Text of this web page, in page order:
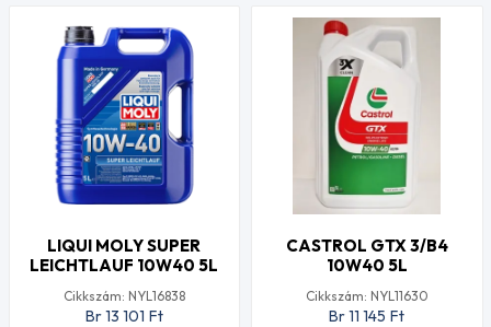
LIQUI MOLY SUPER
LEICHTLAUF 10W40 5L
Cikkszám: NYL16838
Br 13 101 Ft
CASTROL GTX 3/B4
10W40 5L
Cikkszám: NYL11630
Br 11 145 Ft